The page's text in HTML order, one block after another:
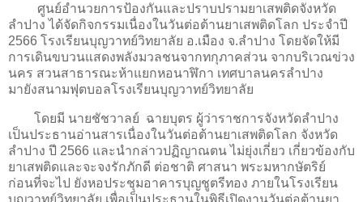
ศูนย์อำนวยการป้องกันและปราบปรามยาเสพติดจังหวัด
ลำปาง ได้จัดกิจกรรมเนื่องในวันต่อต้านยาเสพติดโลก ประจำปี
2566 โรงเรียนบุญวาทย์วิทยาลัย อ.เมือง จ.ลำปาง โดยจัดให้มี
การเดินขบวนแสดงพลังมวลชนจากทกุภาคส่วน จากบริเวณข่วง
นคร สวนสาธารณะห้าแยกหอนาฬิกา เทศบาลนครลำปาง
มายังสนามฟุตบอลโรงเรียนบุญวาทย์วิทยาลัย
โดยมี นายชัชวาลย์ ฉายบุตร ผู้ว่าราชการจังหวัดลำปาง
เป็นประธานอ่านสารเนื่องในวันต่อต้านยาเสพติดโลก จังหวัด
ลำปาง ปี 2566 และนำกล่าวปฏิญาณตน ไม่ยุ่งเกี่ยว เกี่ยวข้องกับ
ยาเสพติดและจะจงรักภักดี ต่อชาติ ศาสนา พระมหากษัตริย์
ก่อนที่จะไป ยังหอประชุมอาคารบุญชูตรีทอง ภายในโรงเรียน
บุญวาทย์วิทยาลัย เพื่อเป็นประธานในพิธีเปิดงานวันต่อต้านยา